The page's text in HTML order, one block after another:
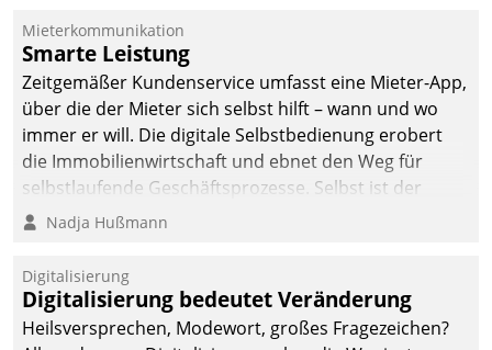
integrieren.
Mieterkommunikation
Smarte Leistung
Zeitgemäßer Kundenservice umfasst eine Mieter-App,
über die der Mieter sich selbst hilft – wann und wo
immer er will. Die digitale Selbstbedienung erobert
die Immobilienwirtschaft und ebnet den Weg für
selbstlaufende Geschäftsprozesse. Selbst ist der
Kunde und smart der Serviceanbieter.
Nadja Hußmann
Digitalisierung
Digitalisierung bedeutet Veränderung
Heilsversprechen, Modewort, großes Fragezeichen?